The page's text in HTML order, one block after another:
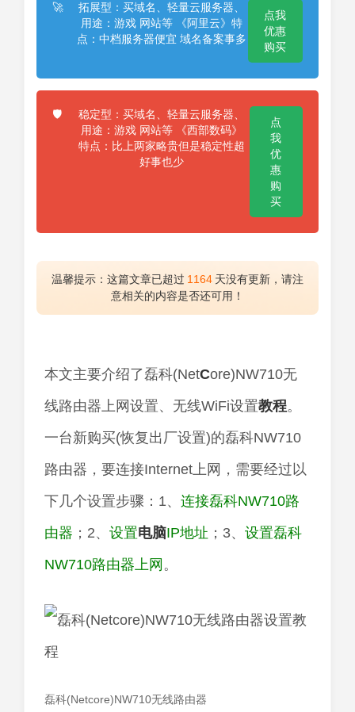
🚀
拓展型：买域名、轻量云服务器、
用途：游戏 网站等 《阿里云》特
点：中档服务器便宜 域名备案事多
点我
优惠
购买
🛡️
稳定型：买域名、轻量云服务器、
用途：游戏 网站等 《西部数码》
特点：比上两家略贵但是稳定性超
好事也少
点
我
优
惠
购
买
温馨提示：这篇文章已超过 1164 天没有更新，请注
意相关的内容是否还可用！
本文主要介绍了磊科(NetCore)NW710无
线路由器上网设置、无线WiFi设置教程。
一台新购买(恢复出厂设置)的磊科NW710
路由器，要连接Internet上网，需要经过以
下几个设置步骤：1、 连接磊科NW710路
由器 ；2、 设置电脑IP地址 ；3、 设置磊科
NW710路由器上网 。
磊科(Netcore)NW710无线路由器